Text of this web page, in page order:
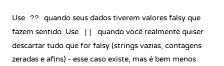
Use ??
quando seus dados tiverem valores falsy que
fazem sentido. Use
quando você realmente quiser
descartar tudo que for falsy (strings vazias, contagens
zeradas e afins) - esse caso existe, mas é bem menos